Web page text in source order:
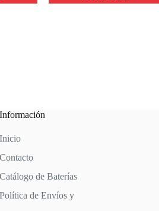
Información
Inicio
Contacto
Catálogo de Baterías
Política de Envíos y